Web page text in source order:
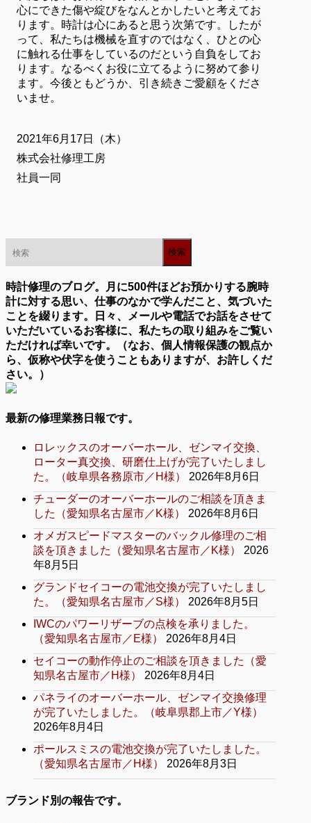
心にできた傷や綻びをなんとかしたいと考えてお
ります。時計は心にあると思う次第です。したが
って、私たちは機械を直すのではなく、ひとの心
に触れる仕事をしているのだという自負をしてお
ります。なるべくお役に立てるように努めて参り
ます。今後ともどうか、引き続きご愛顧をくださ
いませ。
2021年6月17日（木）
株式会社修理工房
社員一同
時計修理のブログ。月に500件ほどお預かりする腕時
計に対する思い、仕事のなかで学んだこと、気づいた
ことを綴ります。日々、メールや電話でお話をさせて
いただいているお客様に、私たちの取り組みをご覧い
ただければ幸いです。（なお、個人情報保護の観点か
ら、仮称や伏字を使うこともありますが、お許しくだ
さい。）
最新の修理業務日報です。
ロレックスのオーバーホール、ゼンマイ交換、
ローター真交換、研磨仕上げが完了いたしまし
た。（岐阜県各務原市／H様）
2026年8月6日
チューダーのオーバーホールのご相談を頂きま
した（愛知県名古屋市／K様）
2026年8月6日
オメガスピードマスターのバックル修理のご相
談を頂きました（愛知県名古屋市／K様）
2026
年8月5日
グランドセイコーの電池交換が完了いたしまし
た。（愛知県名古屋市／S様）
2026年8月5日
IWCのパワーリザーブの点検を承りました。
（愛知県名古屋市／E様）
2026年8月4日
セイコーの動作停止のご相談を頂きました（愛
知県名古屋市／H様）
2026年8月4日
パネライのオーバーホール、ゼンマイ交換修理
が完了いたしました。（岐阜県郡上市／Y様）
2026年8月4日
ポールスミスの電池交換が完了いたしました。
（愛知県名古屋市／H様）
2026年8月3日
ブランド別の報告です。